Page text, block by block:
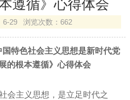
遵循》心得体会
6-29 浏览次数： 662
特色社会主义思想是新时代党
的根本遵循》心得体会
会主义思想，是立足时代之